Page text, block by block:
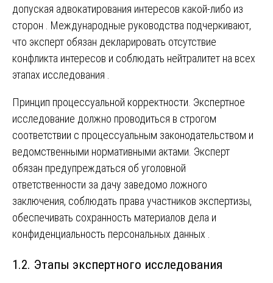
допуская адвокатирования интересов какой-либо из
сторон . Международные руководства подчеркивают,
что эксперт обязан декларировать отсутствие
конфликта интересов и соблюдать нейтралитет на всех
этапах исследования .
Принцип процессуальной корректности. Экспертное
исследование должно проводиться в строгом
соответствии с процессуальным законодательством и
ведомственными нормативными актами. Эксперт
обязан предупреждаться об уголовной
ответственности за дачу заведомо ложного
заключения, соблюдать права участников экспертизы,
обеспечивать сохранность материалов дела и
конфиденциальность персональных данных .
1.2. Этапы экспертного исследования